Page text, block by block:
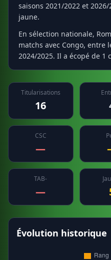
saisons 2021/2022 et
jaune.
En sélection nationale,
matchs avec Congo, entre
2024/2025. Il a écopé de 1
Titularisations
16
CSC
—
TAB-
—
Évolution historique